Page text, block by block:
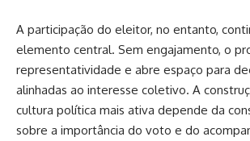
A participação do eleitor, no entanto,
elemento central. Sem engajamento, o
representatividade e abre espaço para
alinhadas ao interesse coletivo. A
cultura política mais ativa depende da
sobre a importância do voto e do